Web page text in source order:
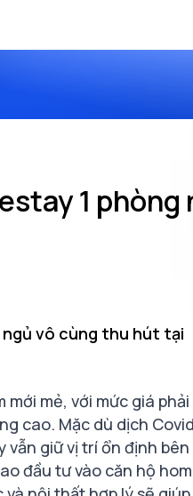
1 phòng
vô cùng thu hút tại
mẻ, với mức giá
cao. Mặc dù dịch
giữ vị trí ổn định bên
đầu tư vào căn hộ